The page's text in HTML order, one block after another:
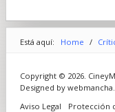
Está aquí: Home /
Copyright © 2026.
Designed by
Aviso Legal
Protección